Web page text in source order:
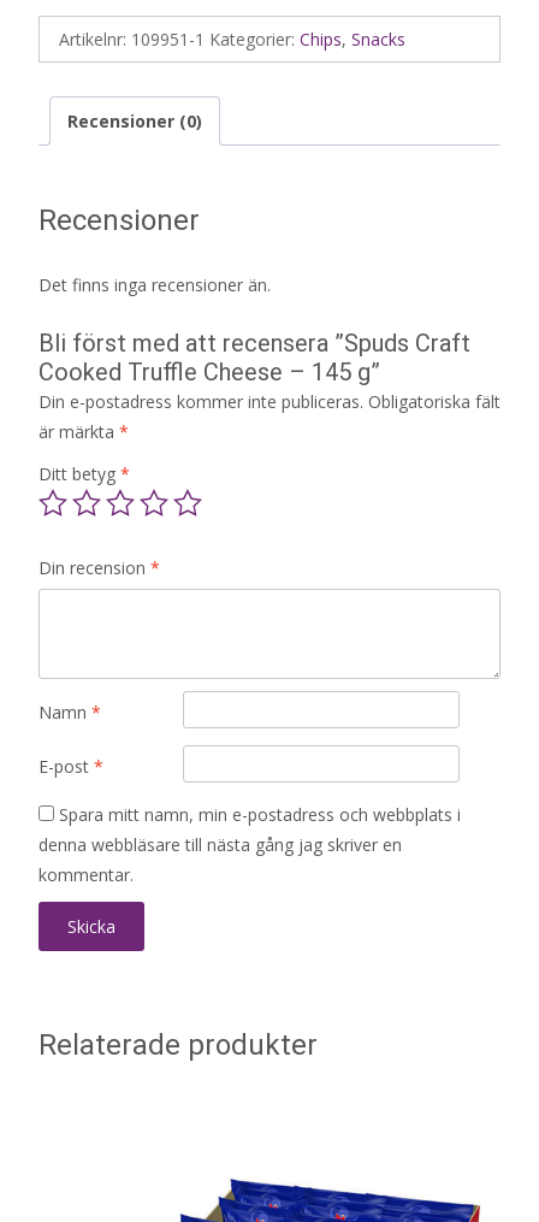
Artikelnr: 109951-1 Kategorier: Chips, Snacks
Recensioner (0)
Recensioner
Det finns inga recensioner än.
Bli först med att recensera ”Spuds Craft
Cooked Truffle Cheese – 145 g”
Din e-postadress kommer inte publiceras. Obligatoriska fält
är märkta *
Ditt betyg *
Din recension *
Namn *
E-post *
Spara mitt namn, min e-postadress och webbplats i
denna webbläsare till nästa gång jag skriver en
kommentar.
Relaterade produkter